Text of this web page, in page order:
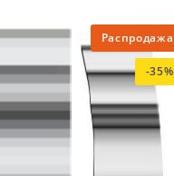
Распродажа
-35%